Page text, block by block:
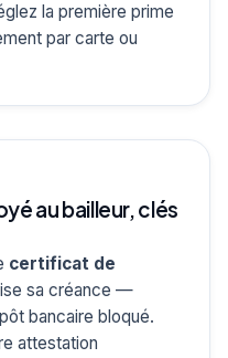
la première prime
par carte ou
au bailleur, clés
certificat de
sa créance —
bancaire bloqué.
attestation